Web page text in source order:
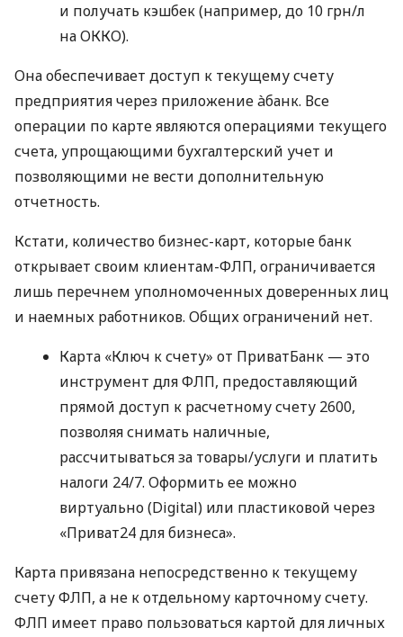
и получать кэшбек (например, до 10 грн/л
на ОККО).
Она обеспечивает доступ к текущему счету
предприятия через приложение àбанк. Все
операции по карте являются операциями текущего
счета, упрощающими бухгалтерский учет и
позволяющими не вести дополнительную
отчетность.
Кстати, количество бизнес-карт, которые банк
открывает своим клиентам-ФЛП, ограничивается
лишь перечнем уполномоченных доверенных лиц
и наемных работников. Общих ограничений нет.
Карта «Ключ к счету» от ПриватБанк — это
инструмент для ФЛП, предоставляющий
прямой доступ к расчетному счету 2600,
позволяя снимать наличные,
рассчитываться за товары/услуги и платить
налоги 24/7. Оформить ее можно
виртуально (Digital) или пластиковой через
«Приват24 для бизнеса».
Карта привязана непосредственно к текущему
счету ФЛП, а не к отдельному карточному счету.
ФЛП имеет право пользоваться картой для личных